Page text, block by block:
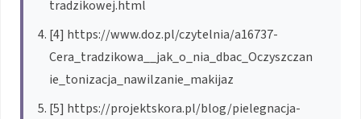
tradzikowej.html
[4] https://www.doz.pl/czytelnia/a16737-
Cera_tradzikowa__jak_o_nia_dbac_Oczyszczan
ie_tonizacja_nawilzanie_makijaz
[5] https://projektskora.pl/blog/pielegnacja-